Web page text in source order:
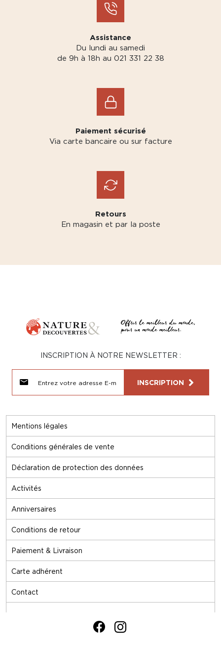
Assistance
Du lundi au samedi
de 9h à 18h au 021 331 22 38
Paiement sécurisé
Via carte bancaire ou sur facture
Retours
En magasin et par la poste
Mentions légales
Conditions générales de vente
Déclaration de protection des données
Activités
Anniversaires
Conditions de retour
Paiement & Livraison
Carte adhérent
Contact
INSCRIPTION À NOTRE NEWSLETTER :
INSCRIPTION